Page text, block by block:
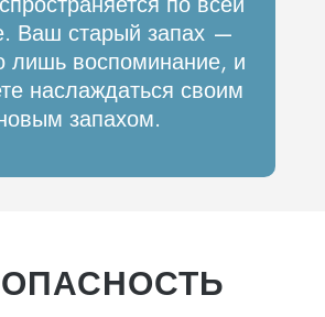
Ваш старый запах —
лишь воспоминание, и
наслаждаться своим
запахом.